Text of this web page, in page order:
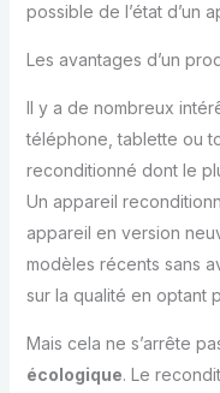
possible de l’état d’un
Les avantages d’un
Il y a de nombreux
téléphone, tablette ou
reconditionné dont le
Un appareil
appareil en version
modèles récents sans
sur la qualité en optant
Mais cela ne s’arrête
écologique. Le